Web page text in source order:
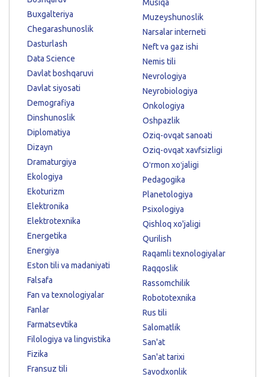
Buxgalteriya
Chegarashunoslik
Dasturlash
Data Science
Davlat boshqaruvi
Davlat siyosati
Demografiya
Dinshunoslik
Diplomatiya
Dizayn
Dramaturgiya
Ekologiya
Ekoturizm
Elektronika
Elektrotexnika
Energetika
Energiya
Eston tili va madaniyati
Falsafa
Fan va texnologiyalar
Fanlar
Farmatsevtika
Filologiya va lingvistika
Fizika
Fransuz tili
Musiqa
Muzeyshunoslik
Narsalar interneti
Neft va gaz ishi
Nemis tili
Nevrologiya
Neyrobiologiya
Onkologiya
Oshpazlik
Oziq-ovqat sanoati
Oziq-ovqat xavfsizligi
Oʻrmon xoʻjaligi
Pedagogika
Planetologiya
Psixologiya
Qishloq xo'jaligi
Qurilish
Raqamli texnologiyalar
Raqqoslik
Rassomchilik
Robototexnika
Rus tili
Salomatlik
San'at
San'at tarixi
Savodxonlik